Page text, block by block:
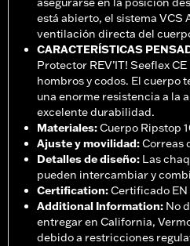
está abierto, el sistema VCS
ventilación directa del
CARACTERÍSTICAS
Protector REV’IT! Seeflex
hombros y codos. El cuerpo
una enorme resistencia a la
excelente durabilidad.
Materiales:Cuerpo Ripstop
Ajuste y movilidad:Correas
Detalles de diseño: Las
pueden intercambiar y
Certification:Certificado EN
Additional Information: No
entregar en California,
debido a restricciones